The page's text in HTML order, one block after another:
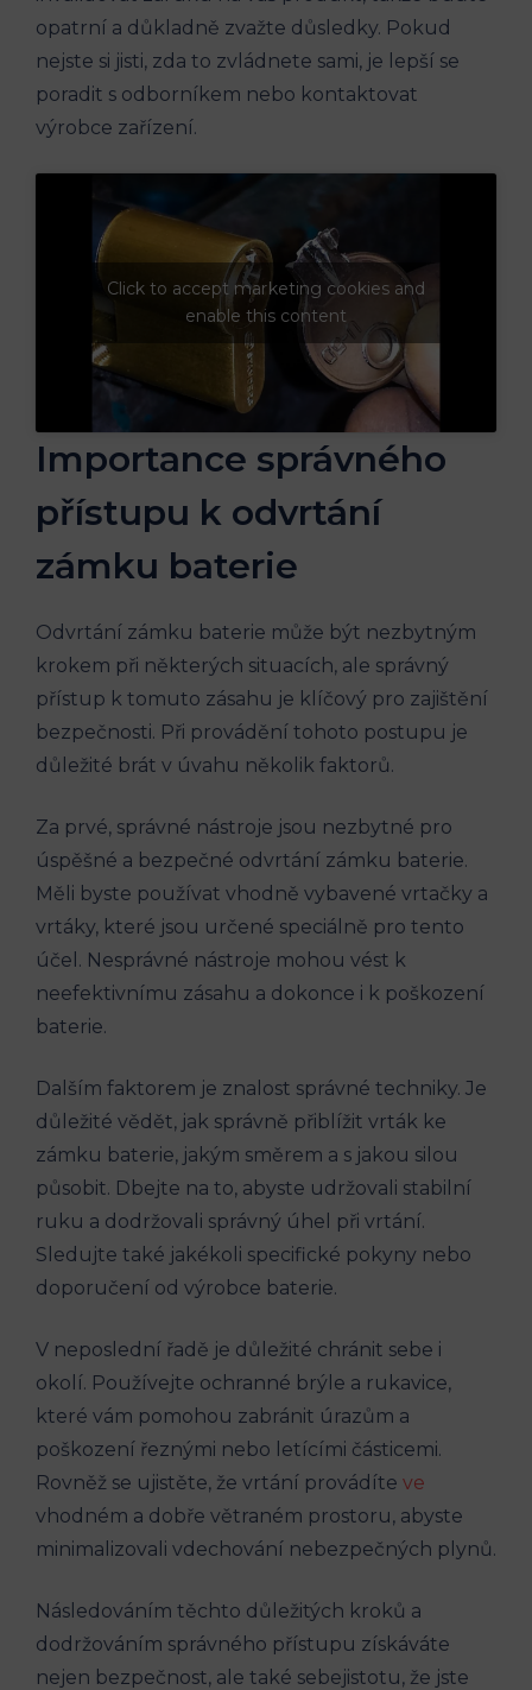
opatrní a důkladně zvažte důsledky. Pokud
nejste si jisti, zda to zvládnete sami, je lepší se
poradit s odborníkem nebo kontaktovat
výrobce zařízení.
Click to accept marketing cookies and
enable this content
Importance správného
přístupu k odvrtání
zámku baterie
Odvrtání zámku baterie může být nezbytným
krokem při některých situacích, ale správný
přístup k tomuto zásahu je klíčový pro zajištění
bezpečnosti. Při provádění tohoto postupu je
důležité brát v úvahu několik faktorů.
Za prvé, správné nástroje jsou nezbytné pro
úspěšné a bezpečné odvrtání zámku baterie.
Měli byste používat vhodně vybavené vrtačky a
vrtáky, které jsou určené speciálně pro tento
účel. Nesprávné nástroje mohou vést k
neefektivnímu zásahu a dokonce i k poškození
baterie.
Dalším faktorem je znalost správné techniky. Je
důležité vědět, jak správně přiblížit vrták ke
zámku baterie, jakým směrem a s jakou silou
působit. Dbejte na to, abyste udržovali stabilní
ruku a dodržovali správný úhel při vrtání.
Sledujte také jakékoli specifické pokyny nebo
doporučení od výrobce baterie.
V neposlední řadě je důležité chránit sebe i
okolí. Používejte ochranné brýle a rukavice,
které vám pomohou zabránit úrazům a
poškození řeznými nebo letícími částicemi.
Rovněž se ujistěte, že vrtání provádíte ve
vhodném a dobře větraném prostoru, abyste
minimalizovali vdechování nebezpečných plynů.
Následováním těchto důležitých kroků a
dodržováním správného přístupu získáváte
nejen bezpečnost, ale také sebejistotu, že jste